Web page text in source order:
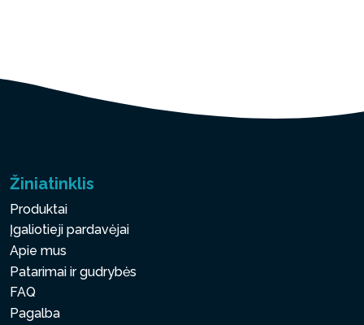
Žiniatinklis
Produktai
Įgaliotieji pardavėjai
Apie mus
Patarimai ir gudrybės
FAQ
Pagalba